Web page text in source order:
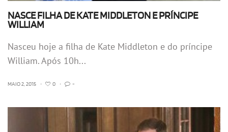
NASCE FILHA DE KATE MIDDLETON E PRÍNCIPE
WILLIAM
Nasceu hoje a filha de Kate Middleton e do príncipe
William. Após 10h...
MAIO 2, 2015 • 0 • -